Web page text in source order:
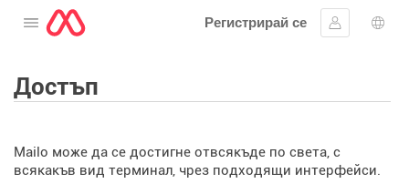
Отворете менюто
Регистрирай се
Впиши се
Достъп
Mailo може да се достигне отвсякъде по света, с
всякакъв вид терминал, чрез подходящи интерфейси.